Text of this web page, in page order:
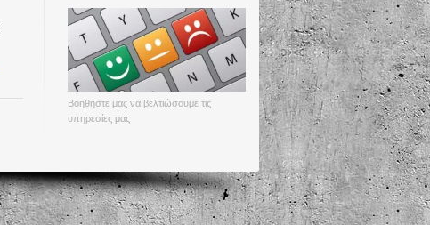
Βοηθήστε μας να βελτιώσουμε τις
υπηρεσίες μας